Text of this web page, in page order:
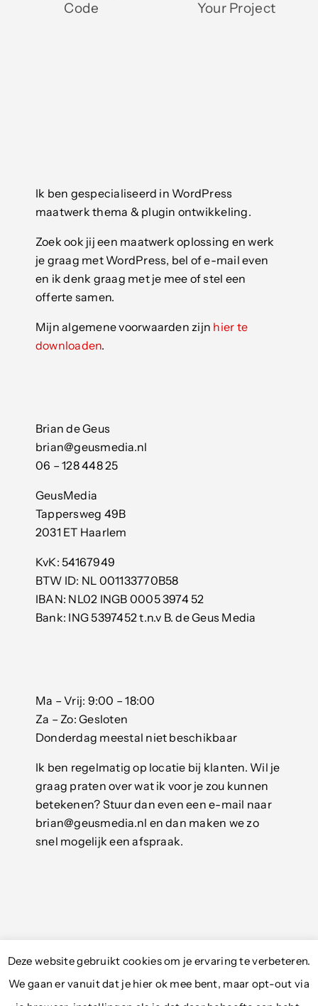
Framework
Control
Ik ben gespecialiseerd in WordPress
maatwerk thema & plugin ontwikkeling.
Zoek ook jij een maatwerk oplossing en werk
je graag met WordPress, bel of e-mail even
en ik denk graag met je mee of stel een
offerte samen.
Mijn algemene voorwaarden zijn hier te
downloaden.
Brian de Geus
brian@geusmedia.nl
06 – 128 448 25
GeusMedia
Tappersweg 49B
2031 ET Haarlem
KvK: 54167949
BTW ID: NL 001133770B58
IBAN: NL02 INGB 0005 3974 52
Bank: ING 5397452 t.n.v B. de Geus Media
Ma – Vrij: 9:00 – 18:00
Za – Zo: Gesloten
Donderdag meestal niet beschikbaar
Ik ben regelmatig op locatie bij klanten. Wil je
graag praten over wat ik voor je zou kunnen
betekenen? Stuur dan even een e-mail naar
brian@geusmedia.nl en dan maken we zo
snel mogelijk een afspraak.
© 2012 - 2026 © GeusMedia - Alle rechten
voorbehouden.Privacyreglement&
Deze website gebruikt cookies om je ervaring te verbeteren.
We gaan er vanuit dat je hier ok mee bent, maar opt-out via